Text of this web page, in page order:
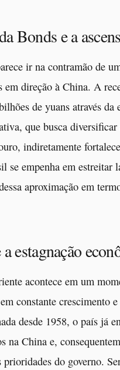
Bonds e a
ir na contramão de
em direção à China. A
de yuans através da
que busca
indiretamente
se empenha em estreitar
aproximação em
estagnação
acontece em um
constante crescimento
desde 1958, o país já
na China e,
prioridades do governo.